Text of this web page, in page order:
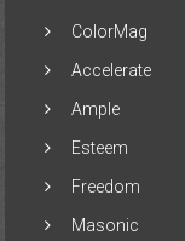
ColorMag
Accelerate
Ample
Esteem
Freedom
Masonic